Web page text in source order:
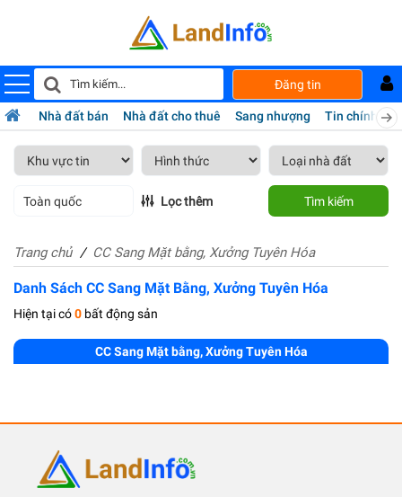
Đăng tin
Nhà đất bán Nhà đất cho thuê Sang nhượng Tin chính chủ
Toàn quốc Lọc thêm Tìm kiếm
Trang chủ CC Sang Mặt bằng, Xưởng Tuyên Hóa
Danh Sách CC Sang Mặt Bằng, Xưởng Tuyên Hóa
Hiện tại có0 bất động sản
CC Sang Mặt bằng, Xưởng Tuyên Hóa